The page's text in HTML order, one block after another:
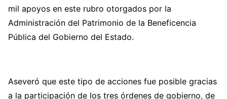
mil apoyos en este rubro otorgados por la
Administración del Patrimonio de la Beneficencia
Pública del Gobierno del Estado.
Aseveró que este tipo de acciones fue posible gracias
a la participación de los tres órdenes de gobierno, de